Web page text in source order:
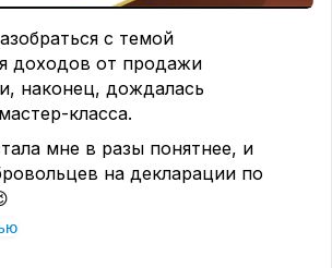
с темой
доходов от продажи
наконец, дождалась
класса.
мне в разы понятнее, и
на декларации по